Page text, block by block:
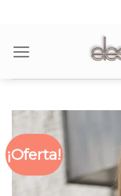
content
¡Oferta!